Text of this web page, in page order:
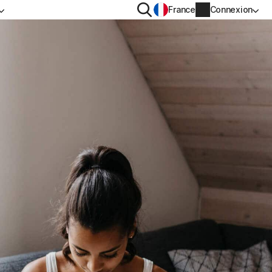
Norton Identity Advisor Plus
Norton Ultimate Help Desk
Rechercher
France Connexion
Informations sur le compte
Informations de facturation
Renouveler
Historique des commandes
Saisissez votre clé de produit